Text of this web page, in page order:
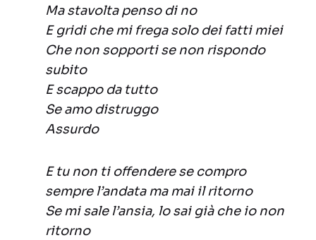
Ma stavolta penso di no
E gridi che mi frega solo dei fatti miei
Che non sopporti se non rispondo
subito
E scappo da tutto
Se amo distruggo
Assurdo
E tu non ti offendere se compro
sempre l’andata ma mai il ritorno
Se mi sale l’ansia, lo sai già che io non
ritorno